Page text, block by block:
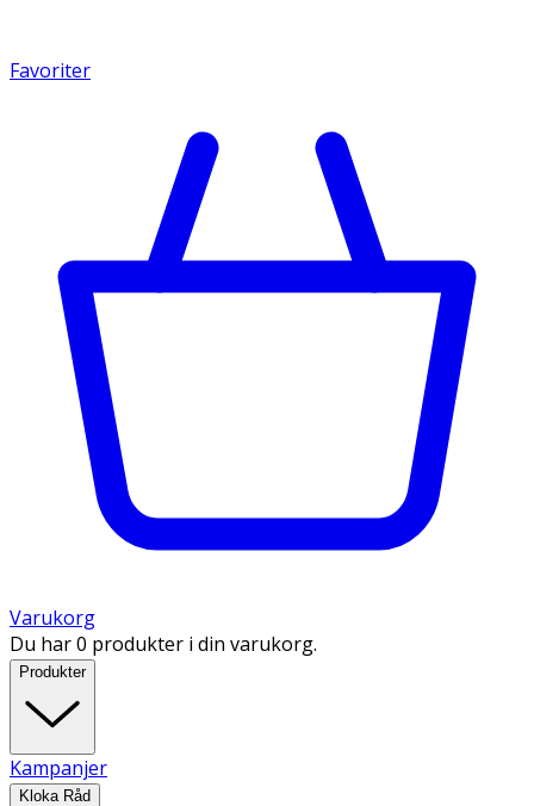
Favoriter
Varukorg
Du har 0 produkter i din varukorg.
Produkter
Kampanjer
Kloka Råd